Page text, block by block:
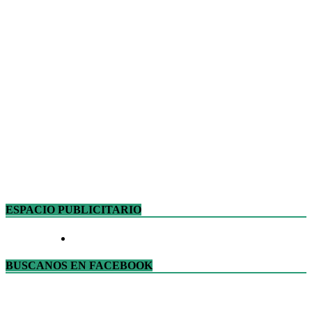
ESPACIO PUBLICITARIO
BUSCANOS EN FACEBOOK